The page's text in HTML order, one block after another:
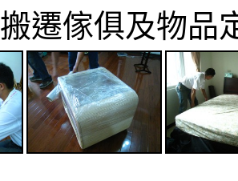
搬遷傢俱及物品